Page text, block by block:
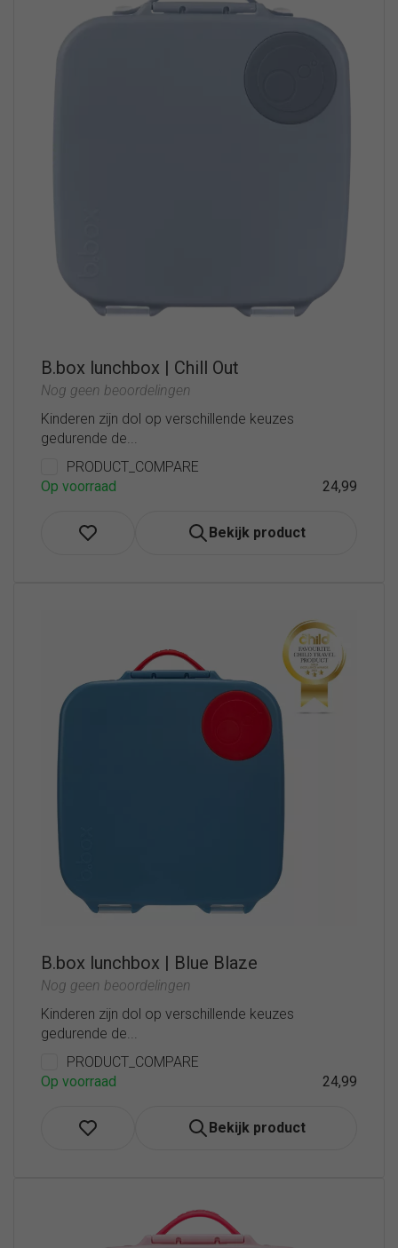
B.box lunchbox | Chill Out
Nog geen beoordelingen
Kinderen zijn dol op verschillende keuzes
gedurende de...
PRODUCT_COMPARE
Op voorraad
24,99
Bekijk product
B.box lunchbox | Blue Blaze
Nog geen beoordelingen
Kinderen zijn dol op verschillende keuzes
gedurende de...
PRODUCT_COMPARE
Op voorraad
24,99
Bekijk product